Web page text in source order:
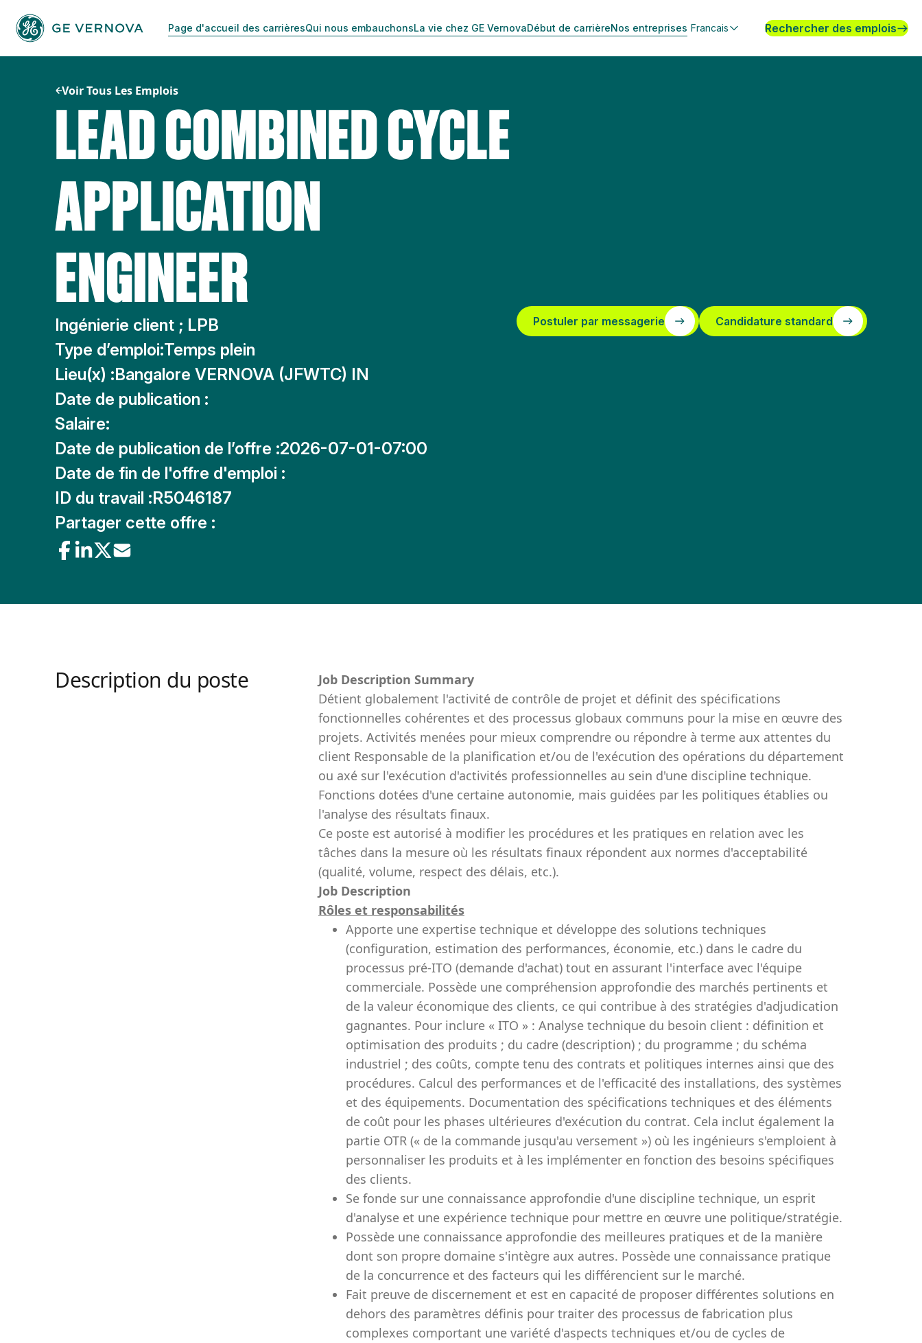
contenu
Page d'accueil des carrièresQui nous embauchonsLa vie chez GE VernovaDébut de carrièreNos entreprises Francais Rechercher des emplois
Voir Tous Les Emplois
LEAD COMBINED CYCLE
APPLICATION
ENGINEER
Ingénierie client ; LPB
Type d’emploi:Temps plein
Lieu(x) :Bangalore VERNOVA (JFWTC) IN
Date de publication :
Salaire:
Date de publication de l’offre :2026-07-01-07:00
Date de fin de l'offre d'emploi :
ID du travail :R5046187
Partager cette offre :
Postuler par messagerie Candidature standard
Description du poste
Job Description Summary
Détient globalement l'activité de contrôle de projet et définit des spécifications
fonctionnelles cohérentes et des processus globaux communs pour la mise en œuvre des
projets. Activités menées pour mieux comprendre ou répondre à terme aux attentes du
client Responsable de la planification et/ou de l'exécution des opérations du département
ou axé sur l'exécution d'activités professionnelles au sein d'une discipline technique.
Fonctions dotées d'une certaine autonomie, mais guidées par les politiques établies ou
l'analyse des résultats finaux.
Ce poste est autorisé à modifier les procédures et les pratiques en relation avec les
tâches dans la mesure où les résultats finaux répondent aux normes d'acceptabilité
(qualité, volume, respect des délais, etc.).
Job Description
Rôles et responsabilités
Apporte une expertise technique et développe des solutions techniques
(configuration, estimation des performances, économie, etc.) dans le cadre du
processus pré-ITO (demande d'achat) tout en assurant l'interface avec l'équipe
commerciale. Possède une compréhension approfondie des marchés pertinents et
de la valeur économique des clients, ce qui contribue à des stratégies d'adjudication
gagnantes. Pour inclure « ITO » : Analyse technique du besoin client : définition et
optimisation des produits ; du cadre (description) ; du programme ; du schéma
industriel ; des coûts, compte tenu des contrats et politiques internes ainsi que des
procédures. Calcul des performances et de l'efficacité des installations, des systèmes
et des équipements. Documentation des spécifications techniques et des éléments
de coût pour les phases ultérieures d'exécution du contrat. Cela inclut également la
partie OTR (« de la commande jusqu'au versement ») où les ingénieurs s'emploient à
personnaliser les produits et à les implémenter en fonction des besoins spécifiques
des clients.
Se fonde sur une connaissance approfondie d'une discipline technique, un esprit
d'analyse et une expérience technique pour mettre en œuvre une politique/stratégie.
Possède une connaissance approfondie des meilleures pratiques et de la manière
dont son propre domaine s'intègre aux autres. Possède une connaissance pratique
de la concurrence et des facteurs qui les différencient sur le marché.
Fait preuve de discernement et est en capacité de proposer différentes solutions en
dehors des paramètres définis pour traiter des processus de fabrication plus
complexes comportant une variété d'aspects techniques et/ou de cycles de